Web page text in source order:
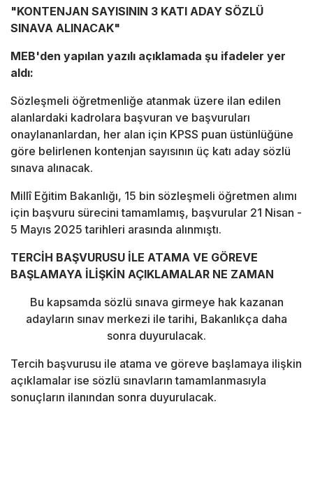
"KONTENJAN SAYISININ 3 KATI ADAY SÖZLÜ
SINAVA ALINACAK"
MEB'den yapılan yazılı açıklamada şu ifadeler yer
aldı:
Sözleşmeli öğretmenliğe atanmak üzere ilan edilen
alanlardaki kadrolara başvuran ve başvuruları
onaylananlardan, her alan için KPSS puan üstünlüğüne
göre belirlenen kontenjan sayısının üç katı aday sözlü
sınava alınacak.
Millî Eğitim Bakanlığı, 15 bin sözleşmeli öğretmen alımı
için başvuru sürecini tamamlamış, başvurular 21 Nisan -
5 Mayıs 2025 tarihleri arasında alınmıştı.
TERCİH BAŞVURUSU İLE ATAMA VE GÖREVE
BAŞLAMAYA İLİŞKİN AÇIKLAMALAR NE ZAMAN
Bu kapsamda sözlü sınava girmeye hak kazanan
adayların sınav merkezi ile tarihi, Bakanlıkça daha
sonra duyurulacak.
Tercih başvurusu ile atama ve göreve başlamaya ilişkin
açıklamalar ise sözlü sınavların tamamlanmasıyla
sonuçların ilanından sonra duyurulacak.